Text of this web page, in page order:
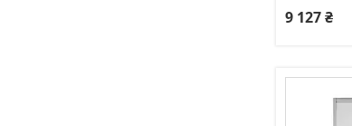
9 127 ₴